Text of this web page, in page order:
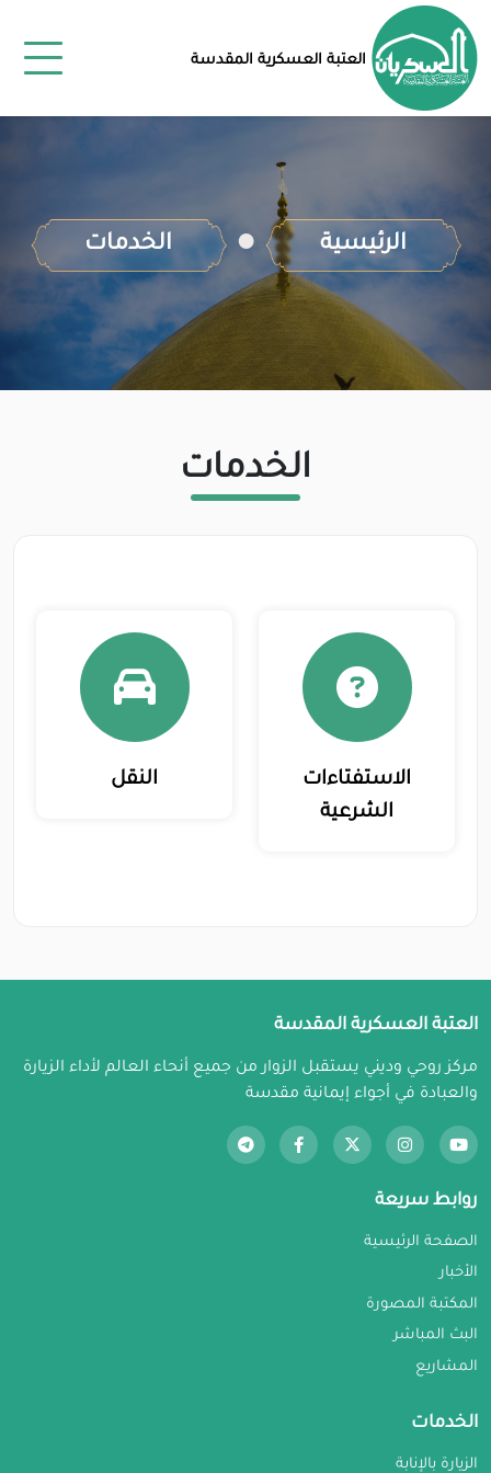
العتبة العسكرية المقدسة
الرئيسية الخدمات
الخدمات
الاستفتاءات
الشرعية
النقل
العتبة العسكرية المقدسة
مركز روحي وديني يستقبل الزوار من جميع أنحاء العالم لأداء الزيارة
والعبادة في أجواء إيمانية مقدسة
روابط سريعة
الصفحة الرئيسية
الأخبار
المكتبة المصورة
البث المباشر
المشاريع
الخدمات
الزيارة بالإنابة